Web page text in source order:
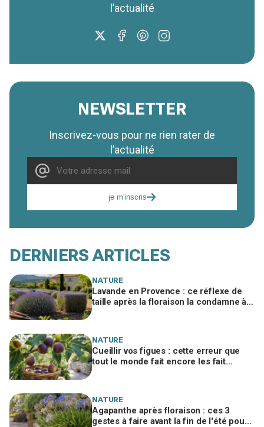
l’actualité
NEWSLETTER
Inscrivez-vous pour ne rien rater de
l’actualité
je m'inscris
DERNIERS ARTICLES
NATURE
Lavande en Provence : ce réflexe de
taille après la floraison la condamne à
NATURE
Cueillir vos figues : cette erreur que
tout le monde fait encore les fait
NATURE
Agapanthe après floraison : ces 3
gestes à faire avant la fin de l'été pour